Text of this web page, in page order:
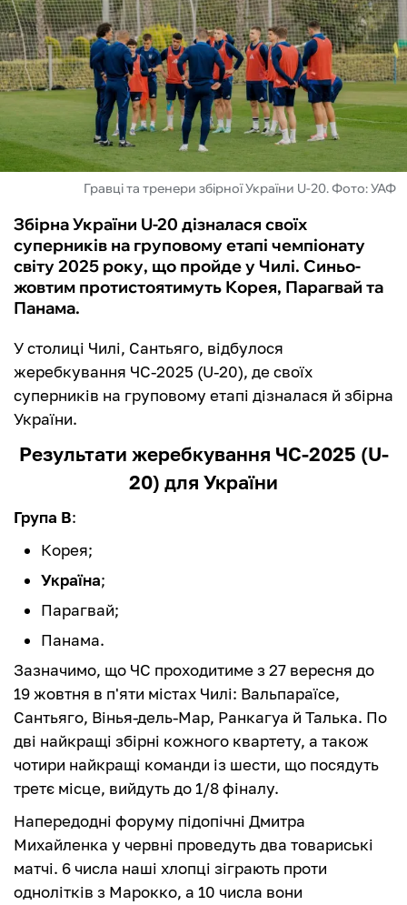
ФУТЗАЛ
ІНШІ
БУКМЕКЕРИ
Гравці та тренери збірної України U-20. Фото: УАФ
Збірна України U-20 дізналася своїх
суперників на груповому етапі чемпіонату
світу 2025 року, що пройде у Чилі. Синьо-
жовтим протистоятимуть Корея, Парагвай та
Панама.
У столиці Чилі, Сантьяго, відбулося
жеребкування ЧС-2025 (U-20), де своїх
суперників на груповому етапі дізналася й збірна
України.
Результати жеребкування ЧС-2025 (U-
20) для України
Група B:
Корея;
Україна;
Парагвай;
Панама.
Зазначимо, що ЧС проходитиме з 27 вересня до
19 жовтня в п'яти містах Чилі: Вальпараїсе,
Сантьяго, Вінья-дель-Мар, Ранкагуа й Талька. По
дві найкращі збірні кожного квартету, а також
чотири найкращі команди із шести, що посядуть
третє місце, вийдуть до 1/8 фіналу.
Напередодні форуму підопічні Дмитра
Михайленка у червні проведуть два товариські
матчі. 6 числа наші хлопці зіграють проти
однолітків з Марокко, а 10 числа вони